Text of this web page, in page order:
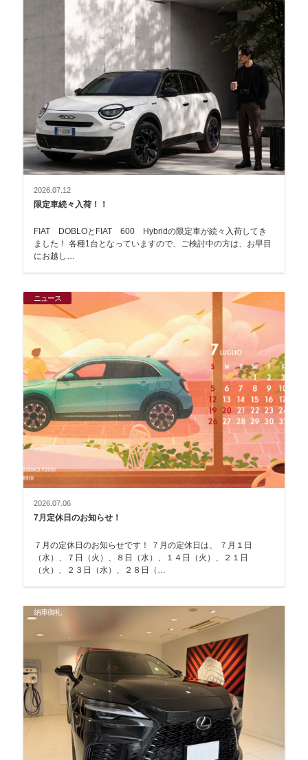
2026.07.12
限定車続々入荷！！
FIAT DOBLOとFIAT 600 Hybridの限定車が続々入荷してき
ました！ 各種1台となっていますので、ご検討中の方は、お早目
にお越し…
ニュース
2026.07.06
7月定休日のお知らせ！
７月の定休日のお知らせです！ ７月の定休日は、 ７月１日
（水）、７日（火）、８日（水）、１４日（火）、２１日
（火）、２３日（水）、２８日（…
納車御礼